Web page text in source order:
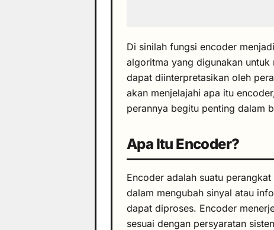
Di sinilah fungsi encoder
algoritma yang digunakan
dapat diinterpretasikan oleh
akan menjelajahi apa itu
perannya begitu penting dalam
Apa Itu Encoder?
Encoder adalah suatu
dalam mengubah sinyal atau
dapat diproses. Encoder
sesuai dengan persyaratan